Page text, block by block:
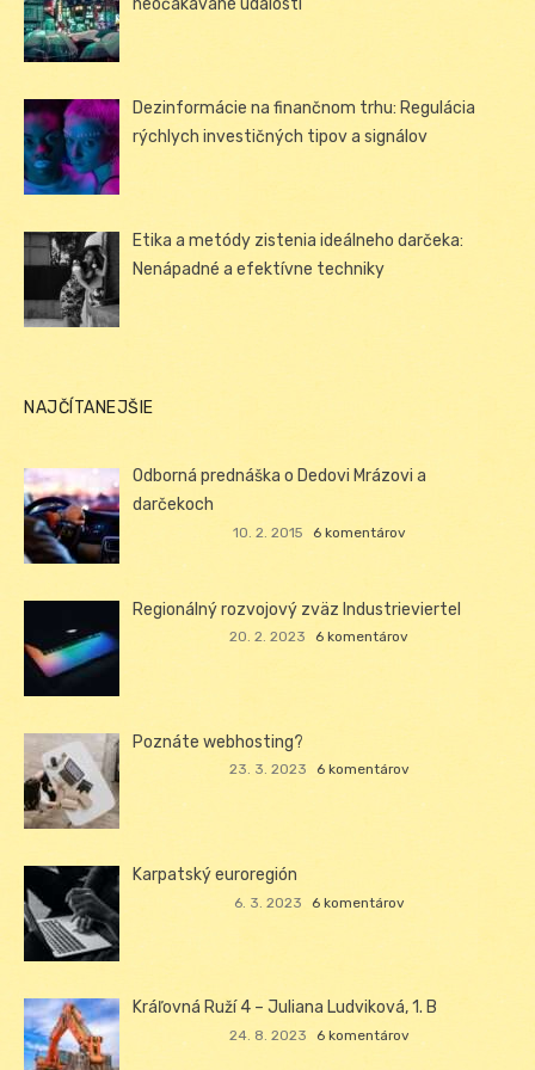
Dezinformácie na finančnom trhu: Regulácia
rýchlych investičných tipov a signálov
Etika a metódy zistenia ideálneho darčeka:
Nenápadné a efektívne techniky
NAJČÍTANEJŠIE
Odborná prednáška o Dedovi Mrázovi a
darčekoch
10. 2. 2015 6 komentárov
Regionálný rozvojový zväz Industrieviertel
20. 2. 2023 6 komentárov
Poznáte webhosting?
23. 3. 2023 6 komentárov
Karpatský euroregión
6. 3. 2023 6 komentárov
Kráľovná Ruží 4 – Juliana Ludviková, 1. B
24. 8. 2023 6 komentárov